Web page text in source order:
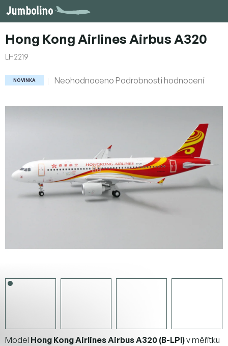
Přejít
na
Hong Kong Airlines Airbus A320
LH2219
NOVINKA
Průměrné
hvězdiček.
Neohodnoceno Podrobnosti hodnocení
Model Hong Kong Airlines Airbus A320 (B-LPI)v měřítku